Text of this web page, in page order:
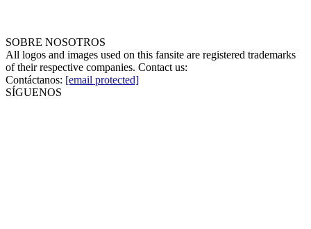
SOBRE NOSOTROS
All logos and images used on this fansite are registered trademarks
of their respective companies. Contact us:
Contáctanos: [email protected]
SÍGUENOS